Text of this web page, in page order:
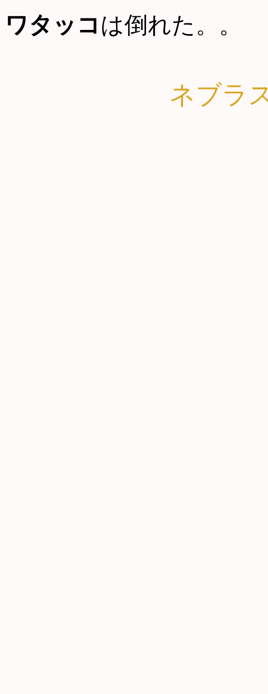
ワタッコ は倒れた。。
ネブラ